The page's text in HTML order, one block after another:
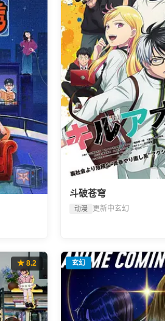
斗破苍穹
动漫 更新中玄幻
★ 8.2 玄幻